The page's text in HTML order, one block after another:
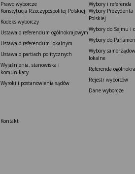
Prawo wyborcze
Konstytucja Rzeczypospolitej Polskiej​
Kodeks wyborczy
Ustawa o referendum ogólnokrajowym
Ustawa o referendum lokalnym
Ustawa o partiach politycznych
Wyjaśnienia, stanowiska i
komunikaty
Wyroki i postanowienia sądów
Wybory i referenda
Wybory Prezydenta
Polskiej
Wybory do Sejmu i
Wybory do
Wybory
lokalne
Referenda
Rejestr wyborców
Dane wyborcze
Kontakt